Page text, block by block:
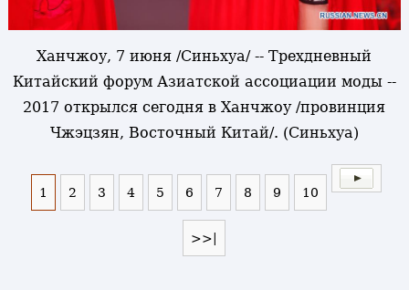
Ханчжоу, 7 июня /Синьхуа/ -- Трехдневный
Китайский форум Азиатской ассоциации моды --
2017 открылся сегодня в Ханчжоу /провинция
Чжэцзян, Восточный Китай/. (Синьхуа)
1 2 3 4 5 6 7 8 9 10
>>|